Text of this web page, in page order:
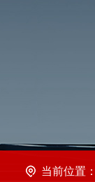
当前位置：